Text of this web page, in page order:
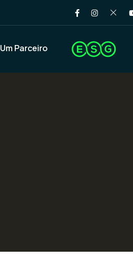
Parceiro